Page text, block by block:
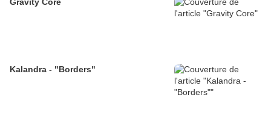
Kalandra - "Borders"